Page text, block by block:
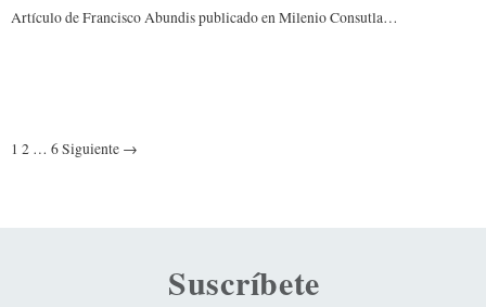
Artículo de Francisco Abundis publicado en Milenio Consutla…
1 2 … 6Siguiente →
Suscríbete